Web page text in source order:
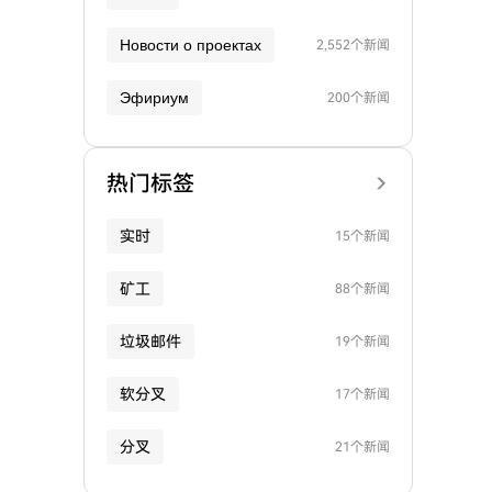
Новости о проектах 2,552个新闻
Эфириум 200个新闻
热门标签
实时 15个新闻
矿工 88个新闻
垃圾邮件 19个新闻
软分叉 17个新闻
分叉 21个新闻